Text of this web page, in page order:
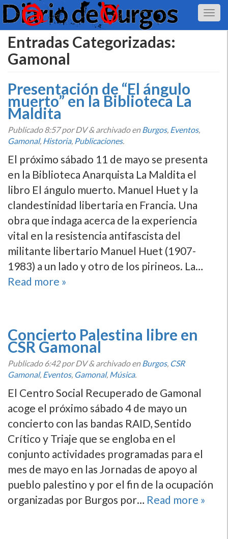
Entradas Categorizadas:
Gamonal
Presentación de “El ángulo
muerto” en la Biblioteca La
Maldita
Publicado8:57por DV&archivado enBurgos, Eventos,
Gamonal, Historia, Publicaciones.
El próximo sábado 11 de mayo se presenta
en la Biblioteca Anarquista La Maldita el
libro El ángulo muerto. Manuel Huet y la
clandestinidad libertaria en Francia. Una
obra que indaga acerca de la experiencia
vital en la resistencia antifascista del
militante libertario Manuel Huet (1907-
1983) a un lado y otro de los pirineos. La…
Read more »
Concierto Palestina libre en
CSR Gamonal
Publicado6:42por DV&archivado enBurgos, CSR
Gamonal, Eventos, Gamonal, Música.
El Centro Social Recuperado de Gamonal
acoge el próximo sábado 4 de mayo un
concierto con las bandas RAID, Sentido
Crítico y Triaje que se engloba en el
conjunto actividades programadas para el
mes de mayo en las Jornadas de apoyo al
pueblo palestino y por el fin de la ocupación
organizadas por Burgos por… Read more »